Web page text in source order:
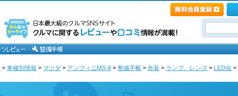
> 車種別情報 > マツダ > アンフィニMS-8 > 整備手帳 > 外装 > ランプ、レンズ > LED化 >